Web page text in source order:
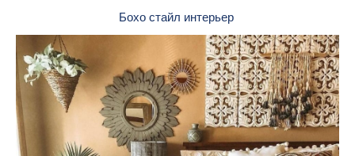
Бохо стайл интерьер